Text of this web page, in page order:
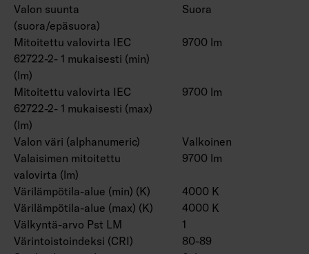
Valon suunta
(suora/epäsuora)
Suora
Mitoitettu valovirta IEC
62722-2- 1 mukaisesti (min)
(lm)
9700 lm
Mitoitettu valovirta IEC
62722-2- 1 mukaisesti (max)
(lm)
9700 lm
Valon väri (alphanumeric)
Valkoinen
Valaisimen mitoitettu
valovirta (lm)
9700 lm
Värilämpötila-alue (min) (K)
4000 K
Värilämpötila-alue (max) (K)
4000 K
Välkyntä-arvo Pst LM
1
Värintoistoindeksi (CRI)
80-89